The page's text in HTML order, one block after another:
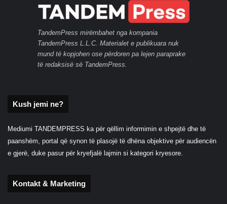
TandemPress mirëmbahet nga kompania
TandemPress L.L.C. Materialet e publikuara nuk
mund të kopjohen ose përdoren pa lejen paraprake
të redaksisë së TandemPress.
Kush jemi ne?
Mediumi TANDEMPRESS ka për qëllim informimin e shpejtë dhe të
paanshëm, portal që synon të plasojë të dhëna objektive për audiencën
e gjerë, duke pasur për kryefjalë lajmin si kategori kryesore.
Kontakt & Marketing